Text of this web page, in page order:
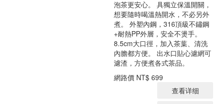
泡茶更安心。 具獨立保溫開關，
想要隨時喝溫熱開水，不必另外
煮。 外塑內鋼，316頂級不鏽鋼
+耐熱PP外層，安全不燙手。
8.5cm大口徑，加入茶葉、清洗
內膽都方便。 出水口貼心濾網可
濾渣，方便煮各式茶品。
網路價 NT$ 699
查看详细